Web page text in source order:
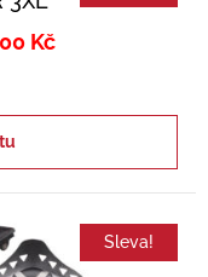
Kč
Sleva!